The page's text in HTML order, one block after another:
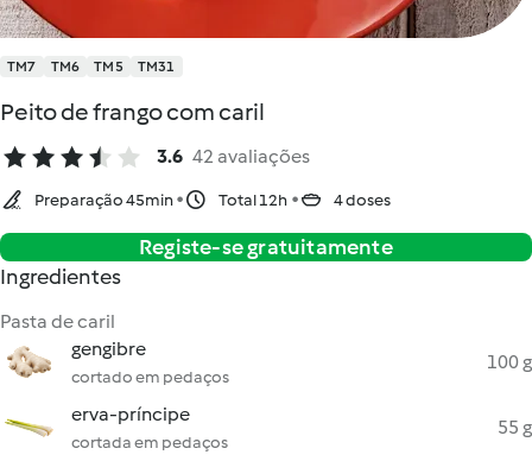
TM7 TM6 TM5 TM31
Peito de frango com caril
3.6 42 avaliações
Preparação 45min Total 12h 4 doses
Registe-se gratuitamente
Ingredientes
Pasta de caril
gengibre
cortado em pedaços
100 g
erva-príncipe
cortada em pedaços
55 g